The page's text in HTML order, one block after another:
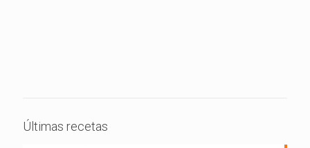
Últimas recetas